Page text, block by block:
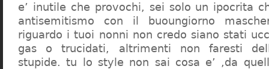
e’ inutile che provochi, sei solo un ipocrita
antisemitismo con il buoungiorno
riguardo i tuoi nonni non credo siano stati
gas o trucidati, altrimenti non faresti
stupide. tu lo style non sai cosa e’ ,da